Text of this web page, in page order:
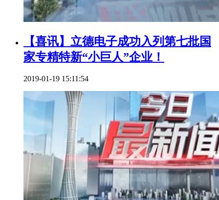
【喜讯】立德电子成功入列第七批国
家专精特新“小巨人”企业！
2019-01-19 15:11:54